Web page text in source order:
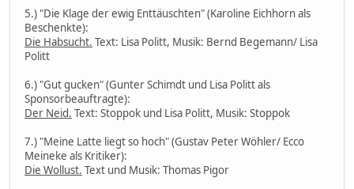
5.) "Die Klage der ewig Enttäuschten" (Karoline Eichhorn als
Beschenkte):
Die Habsucht. Text: Lisa Politt, Musik: Bernd Begemann/ Lisa
Politt
6.) "Gut gucken" (Gunter Schimdt und Lisa Politt als
Sponsorbeauftragte):
Der Neid. Text: Stoppok und Lisa Politt, Musik: Stoppok
7.) "Meine Latte liegt so hoch" (Gustav Peter Wöhler/ Ecco
Meineke als Kritiker):
Die Wollust. Text und Musik: Thomas Pigor